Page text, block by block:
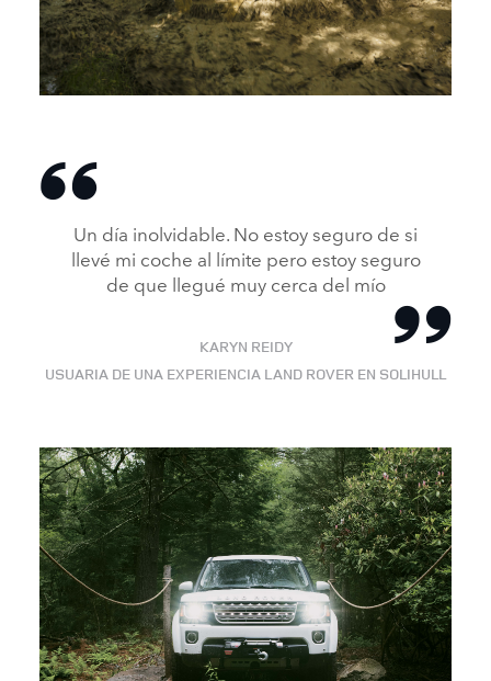
SHARE
SHARE
Un día inolvidable. No estoy seguro de si
llevé mi coche al límite pero estoy seguro
de que llegué muy cerca del mío
KARYN REIDY
USUARIA DE UNA EXPERIENCIA LAND ROVER EN SOLIHULL